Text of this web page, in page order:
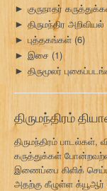
► குருநாதர்
► திருமந்திர அறிவியல்
► புத்தகங்கள் (6)
► இசை (1)
► திருமூலர்
திருமந்திரம்
திருமந்திரம்
கருத்துக்கள்
இணைப்பை கிளிக்
அதற்கு கீழுள்ள